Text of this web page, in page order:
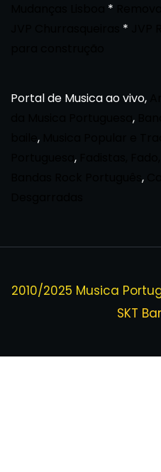
*
*
Portal de Musica ao vivo,
,
,
,
,
2010/2025 Musica
SKT